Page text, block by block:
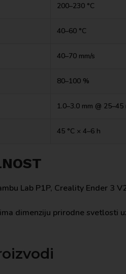
200–230 °C
40–60 °C
40–70 mm/s
80–100 %
1.0–3.0 mm @ 25–45
45 °C × 4–6 h
Lab P1P, Creality Ender 3
dimenziju prirodne svetlosti